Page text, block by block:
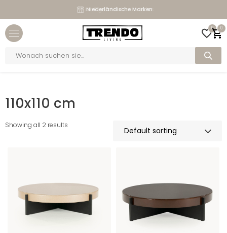
Niederländische Marken
Maßgeschneiderte Sofas
0 0
search
110x110 cm
Showing all 2 results